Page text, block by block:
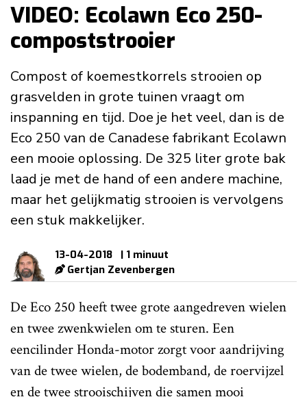
VIDEO: Ecolawn Eco 250-
compoststrooier
Compost of koemestkorrels strooien op
grasvelden in grote tuinen vraagt om
inspanning en tijd. Doe je het veel, dan is de
Eco 250 van de Canadese fabrikant Ecolawn
een mooie oplossing. De 325 liter grote bak
laad je met de hand of een andere machine,
maar het gelijkmatig strooien is vervolgens
een stuk makkelijker.
13-04-2018
| 1 minuut
Gertjan Zevenbergen
De Eco 250 heeft twee grote aangedreven wielen
en twee zwenkwielen om te sturen. Een
eencilinder Honda-motor zorgt voor aandrijving
van de twee wielen, de bodemband, de roervijzel
en de twee strooischijven die samen mooi